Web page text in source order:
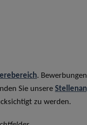
.
Sie unsere
zu werden.